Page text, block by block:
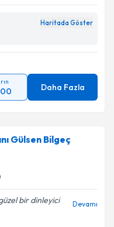
Gönder
Haritada Göster
Daha Fazla
Gülsen Bilgeç
bir dinleyici
Devamı